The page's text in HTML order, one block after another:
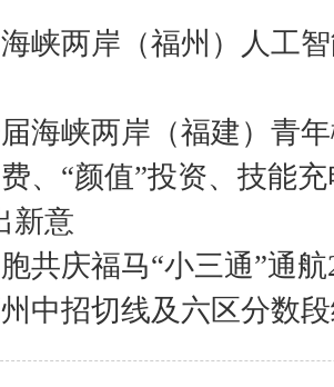
峡两岸（福州）人工
海峡两岸（福建）青
、“颜值”投资、技能
新意
共庆福马“小三通”通
中招切线及六区分数